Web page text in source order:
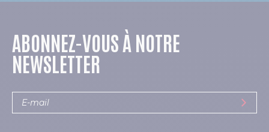
ABONNEZ-VOUS À NOTRE
NEWSLETTER